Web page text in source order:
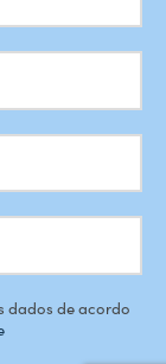
dados de acordo